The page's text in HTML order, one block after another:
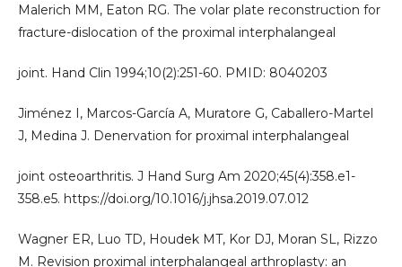
Malerich MM, Eaton RG. The volar plate reconstruction for
fracture-dislocation of the proximal interphalangeal
joint. Hand Clin 1994;10(2):251-60. PMID: 8040203
Jiménez I, Marcos-García A, Muratore G, Caballero-Martel
J, Medina J. Denervation for proximal interphalangeal
joint osteoarthritis. J Hand Surg Am 2020;45(4):358.e1-
358.e5. https://doi.org/10.1016/j.jhsa.2019.07.012
Wagner ER, Luo TD, Houdek MT, Kor DJ, Moran SL, Rizzo
M. Revision proximal interphalangeal arthroplasty: an